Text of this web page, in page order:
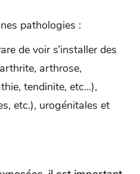
pathologies :
de voir s’installer des
arthrose,
tendinite, etc...),
etc.), urogénitales et